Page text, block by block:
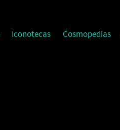
Iconotecas Cosmopedias